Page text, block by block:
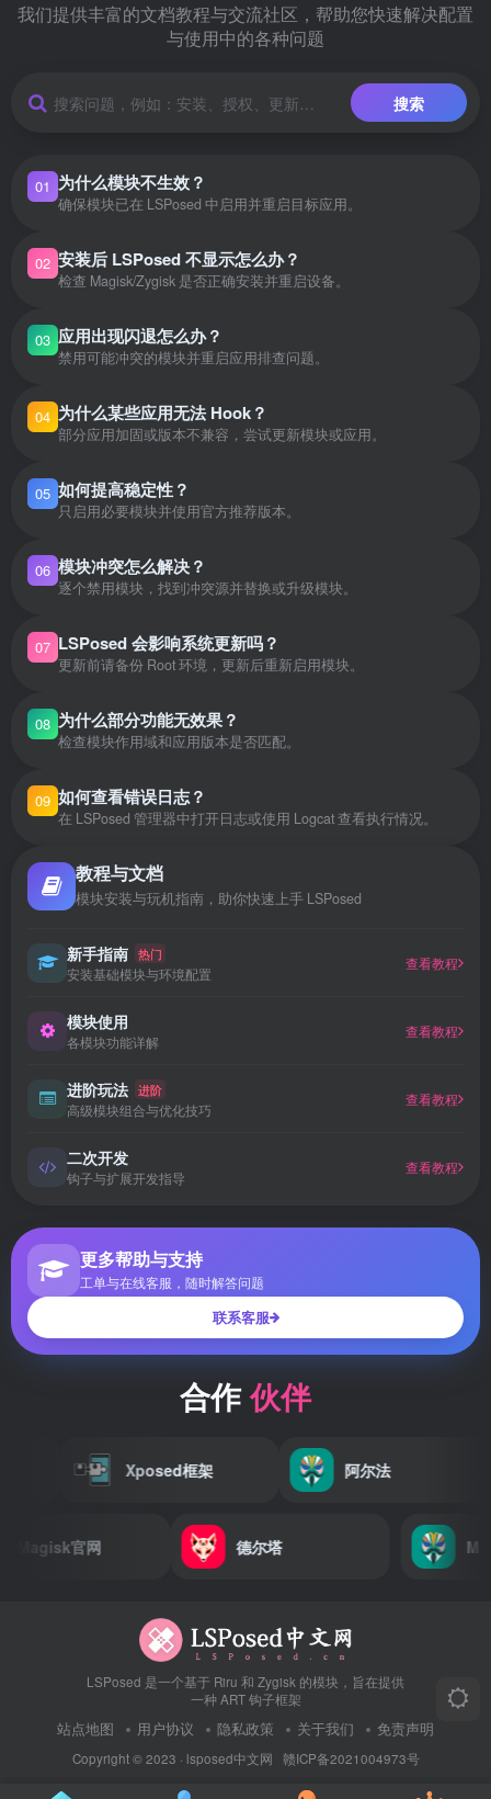
我们提供丰富的文档教程与交流社区，帮助您快速解决配置
与使用中的各种问题
搜索
01 为什么模块不生效？
确保模块已在 LSPosed 中启用并重启目标应用。
02 安装后 LSPosed 不显示怎么办？
检查 Magisk/Zygisk 是否正确安装并重启设备。
03 应用出现闪退怎么办？
禁用可能冲突的模块并重启应用排查问题。
04 为什么某些应用无法 Hook？
部分应用加固或版本不兼容，尝试更新模块或应用。
05 如何提高稳定性？
只启用必要模块并使用官方推荐版本。
06 模块冲突怎么解决？
逐个禁用模块，找到冲突源并替换或升级模块。
07 LSPosed 会影响系统更新吗？
更新前请备份 Root 环境，更新后重新启用模块。
08 为什么部分功能无效果？
检查模块作用域和应用版本是否匹配。
09 如何查看错误日志？
在 LSPosed 管理器中打开日志或使用 Logcat 查看执行情况。
教程与文档
模块安装与玩机指南，助你快速上手 LSPosed
新手指南 热门
安装基础模块与环境配置
查看教程
模块使用
各模块功能详解
查看教程
进阶玩法 进阶
高级模块组合与优化技巧
查看教程
二次开发
钩子与扩展开发指导
查看教程
更多帮助与支持
工单与在线客服，随时解答问题
联系客服
合作伙伴
Xposed框架 阿尔法
Magisk官网 德尔塔
LSPosed 是一个基于 Riru 和 Zygisk 的模块，旨在提供
一种 ART 钩子框架
站点地图 用户协议 隐私政策 关于我们 免责声明
Copyright © 2023 · lsposed中文网 赣ICP备2021004973号